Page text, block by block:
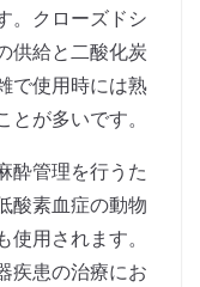
。クローズドシ
供給と二酸化炭
で使用時には熟
が多いです。
酔管理を行うた
酸素血症の動物
用されます。
疾患の治療にお